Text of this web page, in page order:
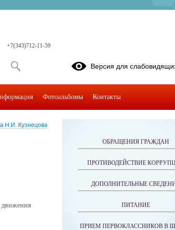
Н.И. Кузнецова
движения
ОБРАЩЕНИЯ ГРАЖДАН
ПРОТИВОДЕЙСТВИЕ
ДОПОЛНИТЕЛЬНЫЕ
ПИТАНИЕ
ПРИЕМ ПЕРВОКЛАССНИКОВ В
+7(343)712-11-59
Версия для
Фотоальбомы Контакты